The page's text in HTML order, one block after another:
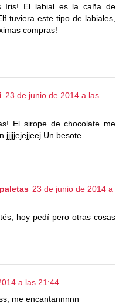
Iris! El labial es la caña de
tuviera este tipo de labiales,
compras!
23 de junio de 2014 a las
El sirope de chocolate me
jjjjjejejjeej Un besote
23 de junio de 2014 a
hoy pedí pero otras cosas
a las 21:44
me encantannnnn